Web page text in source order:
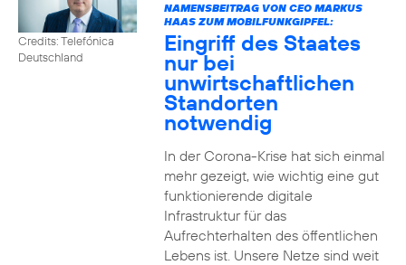
Credits: Telefónica
Deutschland
NAMENSBEITRAG VON CEO MARKUS
HAAS ZUM MOBILFUNKGIPFEL:
Eingriff des Staates
nur bei
unwirtschaftlichen
Standorten
notwendig
In der Corona-Krise hat sich einmal
mehr gezeigt, wie wichtig eine gut
funktionierende digitale
Infrastruktur für das
Aufrechterhalten des öffentlichen
Lebens ist. Unsere Netze sind weit